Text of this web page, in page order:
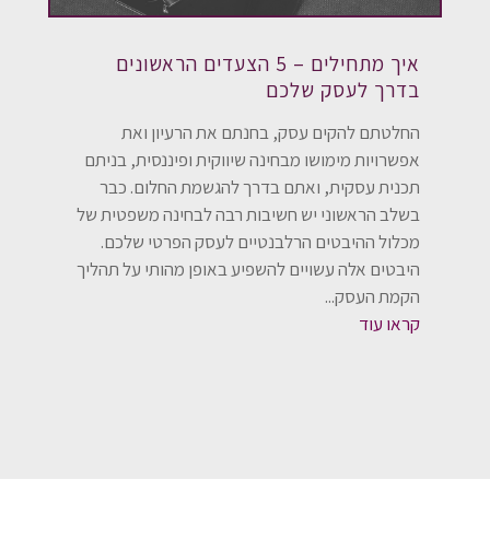
איך מתחילים – 5 הצעדים הראשונים
בדרך לעסק שלכם
החלטתם להקים עסק, בחנתם את הרעיון ואת
אפשרויות מימושו מבחינה שיווקית ופיננסית, בניתם
תכנית עסקית, ואתם בדרך להגשמת החלום. כבר
בשלב הראשוני יש חשיבות רבה לבחינה משפטית של
מכלול ההיבטים הרלבנטיים לעסק הפרטי שלכם.
היבטים אלה עשויים להשפיע באופן מהותי על תהליך
הקמת העסק...
קראו עוד